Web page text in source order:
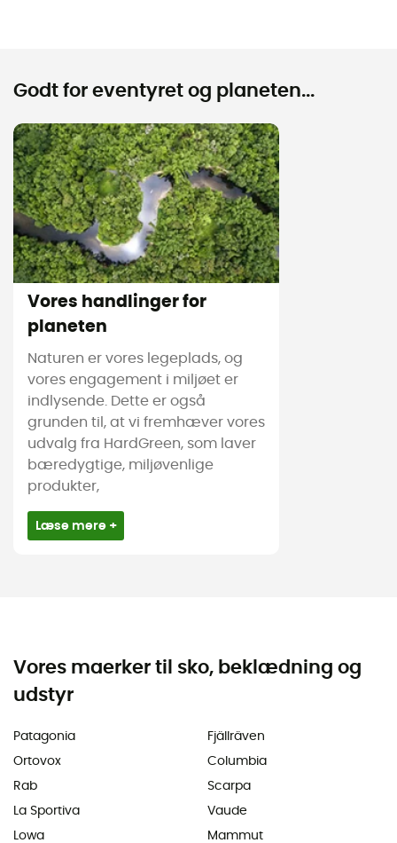
Godt for eventyret og planeten...
Vores handlinger for
planeten
Naturen er vores legeplads, og
vores engagement i miljøet er
indlysende. Dette er også
grunden til, at vi fremhæver vores
udvalg fra HardGreen, som laver
bæredygtige, miljøvenlige
produkter,
Læse mere +
Vores maerker til sko, beklædning og
udstyr
Patagonia
Ortovox
Rab
La Sportiva
Lowa
Fjällräven
Columbia
Scarpa
Vaude
Mammut